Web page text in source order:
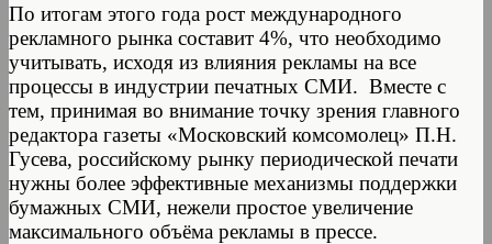
По итогам этого года рост международного
рекламного рынка составит 4%, что необходимо
учитывать, исходя из влияния рекламы на все
процессы в индустрии печатных СМИ. Вместе с
тем, принимая во внимание точку зрения главного
редактора газеты «Московский комсомолец» П.Н.
Гусева, российскому рынку периодической печати
нужны более эффективные механизмы поддержки
бумажных СМИ, нежели простое увеличение
максимального объёма рекламы в прессе.